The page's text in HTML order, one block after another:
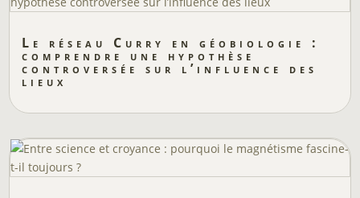
Le réseau Curry en géobiologie :
comprendre une hypothèse
controversée sur l’influence des
lieux